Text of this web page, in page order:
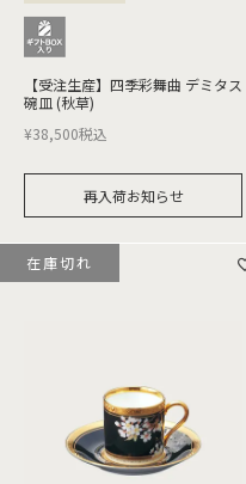
【受注生産】四季彩舞曲 デミタス
碗皿 (秋草)
¥38,500税込
再入荷お知らせ
在庫切れ